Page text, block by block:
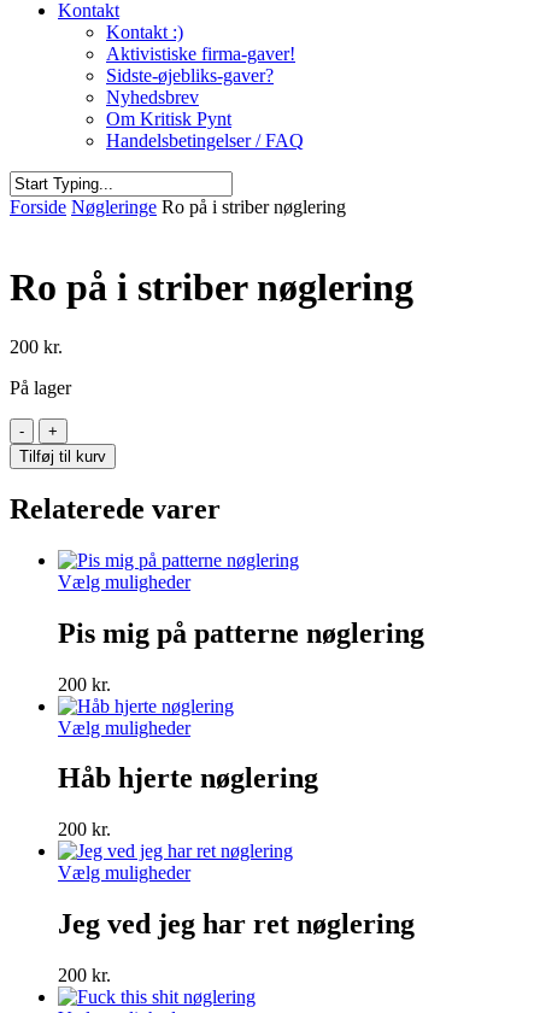
Kontakt
Kontakt :)
Aktivistiske firma-gaver!
Sidste-øjebliks-gaver?
Nyhedsbrev
Om Kritisk Pynt
Handelsbetingelser / FAQ
Close
Forside Nøgleringe Ro på i striber nøglering
Ro på i striber nøglering
200 kr.
På lager
Ro
på
i
nøglering
Tilføj til kurv
Relaterede varer
Vælg mulighederDette
flere
kan
vælges
varesiden
Pis mig på patterne nøglering
200 kr.
Vælg mulighederDette
har
flere
kan
vælges
varesiden
Håb hjerte nøglering
200 kr.
Vælg mulighederDette
har
flere
kan
Jeg ved jeg har ret nøglering
200 kr.